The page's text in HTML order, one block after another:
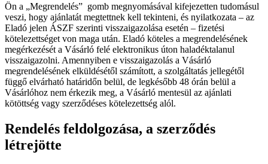
Ön a „Megrendelés” gomb megnyomásával kifejezetten tudomásul
veszi, hogy ajánlatát megtettnek kell tekinteni, és nyilatkozata – az
Eladó jelen ÁSZF szerinti visszaigazolása esetén – fizetési
kötelezettséget von maga után. Eladó köteles a megrendelésének
megérkezését a Vásárló felé elektronikus úton haladéktalanul
visszaigazolni. Amennyiben e visszaigazolás a Vásárló
megrendelésének elküldésétől számított, a szolgáltatás jellegétől
függő elvárható határidőn belül, de legkésőbb 48 órán belül a
Vásárlóhoz nem érkezik meg, a Vásárló mentesül az ajánlati
kötöttség vagy szerződéses kötelezettség alól.
Rendelés feldolgozása, a szerződés
létrejötte